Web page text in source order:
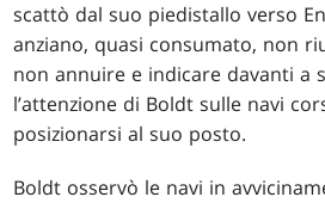
scattò dal suo piedistallo verso
anziano, quasi consumato, non
non annuire e indicare davanti a
l’attenzione di Boldt sulle navi
posizionarsi al suo posto.
Boldt osservò le navi in